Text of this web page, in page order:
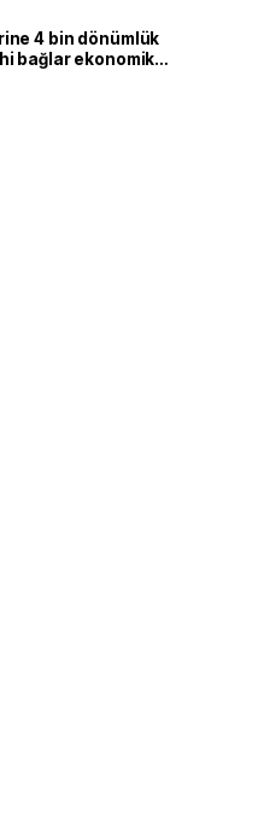
4 bin dönümlük
bağlar ekonomik